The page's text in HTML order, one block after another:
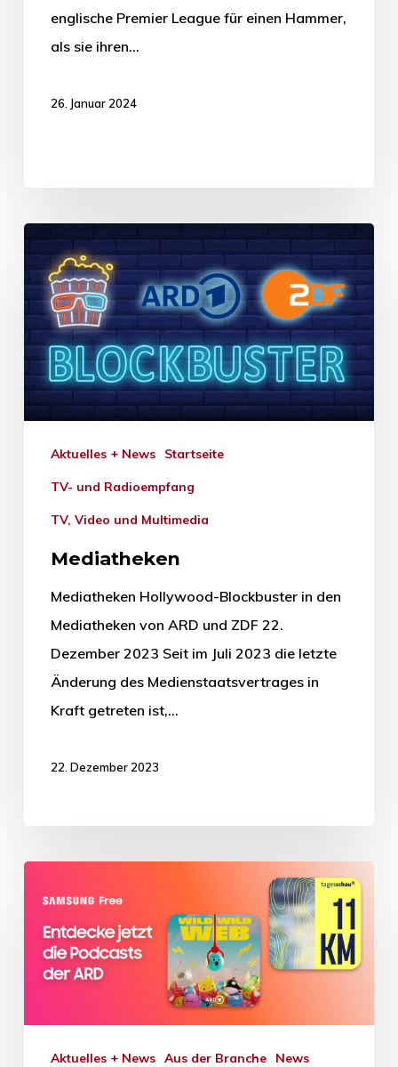
englische Premier League für einen Hammer,
als sie ihren…
26. Januar 2024
Aktuelles + News Startseite
TV- und Radioempfang
TV, Video und Multimedia
Mediatheken
Mediatheken Hollywood-Blockbuster in den
Mediatheken von ARD und ZDF 22.
Dezember 2023 Seit im Juli 2023 die letzte
Änderung des Medienstaatsvertrages in
Kraft getreten ist,…
22. Dezember 2023
Aktuelles + News Aus der Branche News